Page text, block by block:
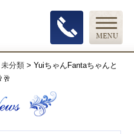
未分類> YuiちゃんFantaちゃんと